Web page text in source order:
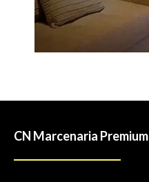
CN Marcenaria Premium